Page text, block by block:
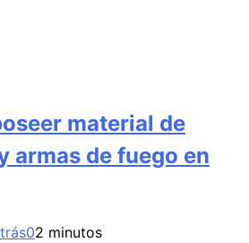
material de
armas de fuego en
02 minutos